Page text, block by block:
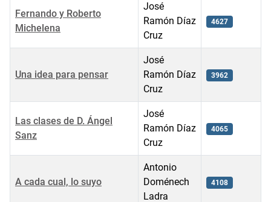
Fernando y Roberto
Michelena
José
Ramón Díaz
Cruz
4627
Una idea para pensar
José
Ramón Díaz
Cruz
3962
Las clases de D. Ángel
Sanz
José
Ramón Díaz
Cruz
4065
A cada cual, lo suyo
Antonio
Doménech
Ladra
4108